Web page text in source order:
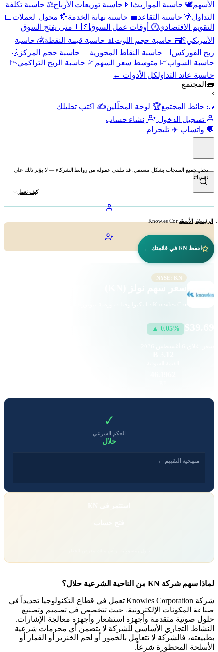
الأسهم🕊️ حاسبة المواريث💵 حاسبة توزيعات الأرباح⚖️ حاسبة تكلفة
التداول 🌴 حاسبة التقاعد💼 حاسبة نهاية الخدمة💱 محول العملات📅
التقويم الاقتصادي🕐 أوقات عمل السوق
🇺🇸 متى يفتح السوق
الأمريكي؟🧮 حاسبة حجم اللوت📊 حاسبة قيمة النقطة💰 حاسبة
ربح الفوركس 📐 حاسبة النقاط المحورية📏 حاسبة حجم المركز 🌙
حاسبة السواب📈 متوسط سعر السهم💹 حاسبة الربح التراكمي 📉
حاسبة عائد التداولكل الأدوات ←
🧱المجتمع
🧱 حائط المجتمع🏆 لوحة المحلّلين✍️ اكتب تحليلك
تسجيل الدخول
إنشاء حساب
💬 واتساب ✈️ تليجرام
نختار جميع المنتجات بشكل مستقل. قد نتلقى عمولة من روابط الشركاء — لا يؤثر ذلك على
تقييماتنا.
كيف نعمل
الرئيسية الأسهم Knowles Cor
احفظ KN في قائمتك ←
NYSE: KN
▲ 0.05%
✓
الحكم الشرعي
حلال
منهجية التقييم ←
لماذا سهم شركة KN من الناحية الشرعية حلال؟
شركة Knowles Corporation تعمل في قطاع التكنولوجيا تحديداً في
صناعة المكونات الإلكترونية، حيث تتخصص في تصميم وتصنيع
حلول صوتية متقدمة وأجهزة استشعار وأجهزة معالجة الإشارات.
النشاط التجاري الأساسي للشركة لا يتضمن أي محرمات شرعية
بطبيعته، فالشركة لا تتعامل بالخمور أو لحم الخنزير أو القمار أو
الأسلحة المحظورة شرعاً.